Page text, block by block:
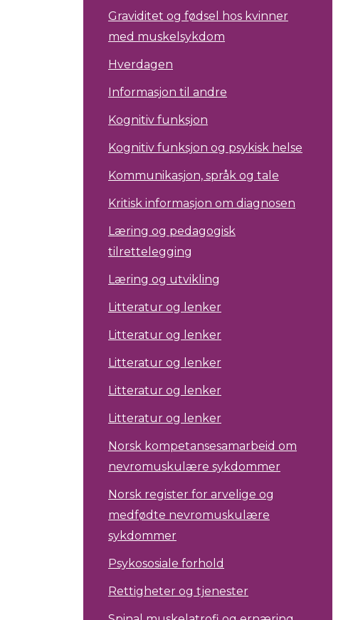
Graviditet og fødsel hos kvinner
med muskelsykdom
Hverdagen
Informasjon til andre
Kognitiv funksjon
Kognitiv funksjon og psykisk helse
Kommunikasjon, språk og tale
Kritisk informasjon om diagnosen
Læring og pedagogisk
tilrettelegging
Læring og utvikling
Litteratur og lenker
Litteratur og lenker
Litteratur og lenker
Litteratur og lenker
Litteratur og lenker
Norsk kompetansesamarbeid om
nevromuskulære sykdommer
Norsk register for arvelige og
medfødte nevromuskulære
sykdommer
Psykososiale forhold
Rettigheter og tjenester